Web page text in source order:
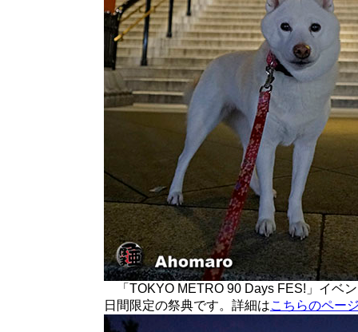
「TOKYO METRO 90 Days FES!」イベ
日間限定の祭典です。詳細はこちらのペー